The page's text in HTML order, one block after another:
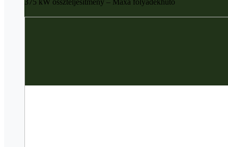
375 kW összteljesítmény – Maxa folyadékhűtő